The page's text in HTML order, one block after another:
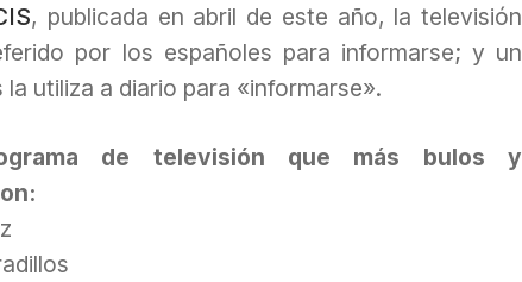
, publicada en abril de este año, la televisión
por los españoles para informarse; y un
utiliza a diario para «informarse».
de televisión que más bulos y